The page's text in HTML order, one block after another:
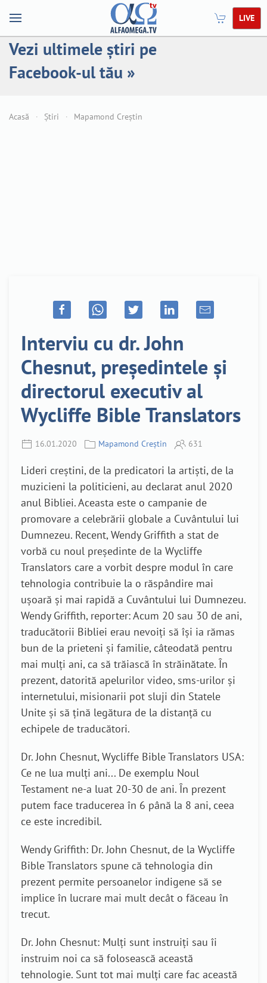
LIVE
Vezi ultimele știri pe
Facebook-ul tău »
Acasă Știri Mapamond Creștin
Interviu cu dr. John
Chesnut, președintele și
directorul executiv al
Wycliffe Bible Translators
16.01.2020 Mapamond Creștin 631
Lideri creștini, de la predicatori la artiști, de la
muzicieni la politicieni, au declarat anul 2020
anul Bibliei. Aceasta este o campanie de
promovare a celebrării globale a Cuvântului lui
Dumnezeu. Recent, Wendy Griffith a stat de
vorbă cu noul președinte de la Wycliffe
Translators care a vorbit despre modul în care
tehnologia contribuie la o răspândire mai
ușoară și mai rapidă a Cuvântului lui Dumnezeu.
Wendy Griffith, reporter: Acum 20 sau 30 de ani,
traducătorii Bibliei erau nevoiți să își ia rămas
bun de la prieteni și familie, câteodată pentru
mai mulți ani, ca să trăiască în străinătate. În
prezent, datorită apelurilor video, sms-urilor și
internetului, misionarii pot sluji din Statele
Unite și să țină legătura de la distanță cu
echipele de traducători.
Dr. John Chesnut, Wycliffe Bible Translators USA:
Ce ne lua mulți ani... De exemplu Noul
Testament ne-a luat 20-30 de ani. În prezent
putem face traducerea în 6 până la 8 ani, ceea
ce este incredibil.
Wendy Griffith: Dr. John Chesnut, de la Wycliffe
Bible Translators spune că tehnologia din
prezent permite persoanelor indigene să se
implice în lucrare mai mult decât o făceau în
trecut.
Dr. John Chesnut: Mulți sunt instruiți sau îi
instruim noi ca să folosească această
tehnologie. Sunt tot mai mulți care fac această